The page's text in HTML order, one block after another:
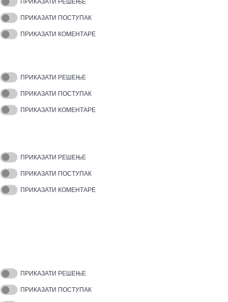
ПРИКАЗАТИ РЕШЕЊЕ
ПРИКАЗАТИ ПОСТУПАК
ПРИКАЗАТИ КОМЕНТАРЕ
ПРИКАЗАТИ РЕШЕЊЕ
ПРИКАЗАТИ ПОСТУПАК
ПРИКАЗАТИ КОМЕНТАРЕ
ПРИКАЗАТИ РЕШЕЊЕ
ПРИКАЗАТИ ПОСТУПАК
ПРИКАЗАТИ КОМЕНТАРЕ
ПРИКАЗАТИ РЕШЕЊЕ
ПРИКАЗАТИ ПОСТУПАК